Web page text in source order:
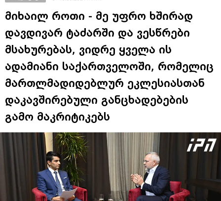
მიხაილ როთი - მე უფრო ხშირად
დავდივარ ტაძარში და ვესწრები
მსახურებას, ვიდრე ყველა ის
ადამიანი საქართველოში, რომელიც
მართლმადიდებლურ ეკლესიასთან
დაკავშირებული განცხადებების
გამო მაკრიტიკებს